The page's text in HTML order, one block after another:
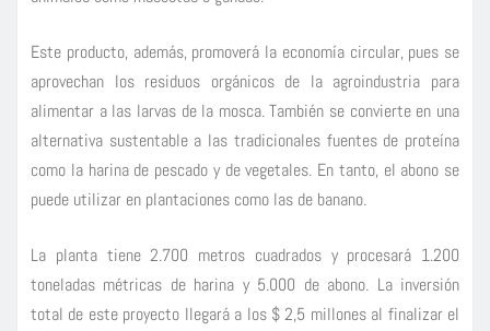
Este producto, además, promoverá la economía circular, pues se
aprovechan los residuos orgánicos de la agroindustria para
alimentar a las larvas de la mosca. También se convierte en una
alternativa sustentable a las tradicionales fuentes de proteína
como la harina de pescado y de vegetales. En tanto, el abono se
puede utilizar en plantaciones como las de banano.
La planta tiene 2.700 metros cuadrados y procesará 1.200
toneladas métricas de harina y 5.000 de abono. La inversión
total de este proyecto llegará a los $ 2,5 millones al finalizar el